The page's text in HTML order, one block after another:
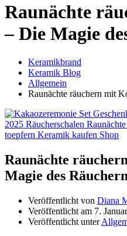
Raunächte
– Die Magie
Keramikbrand
Keramik Blog
Allgemein
Raunächte räuchern mit
Raunächte
Magie des
Veröffentlicht von Diana
Veröffentlicht am 7.
Veröffentlicht unter